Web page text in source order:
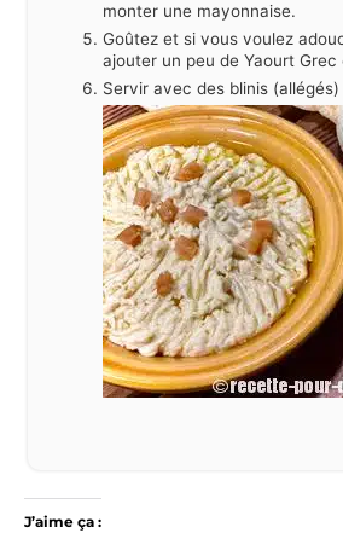
monter une mayonnaise.
Goûtez et si vous voulez
ajouter un peu de Yaourt
Servir avec des blinis (allégés)
J’aime ça :